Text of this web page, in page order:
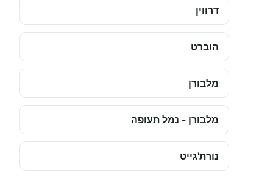
דרווין
הוברט
מלבורן
מלבורן - נמל תעופה
נורת'גייט